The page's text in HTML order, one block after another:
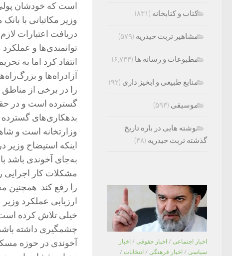
است که خودشان پولی
وزیر مکاتباتی با
دریافت اعتبارات
توانمندی‌ها و
انتقاد کرد اما به
آزادراه‌ها و
را در برخی از
گسترده است و در
بدهکاری‌های گسترده
وزارتخانه است و
اینکه استیضاح
به‌جای آخوندی باشد
مشکلات کار اجرایی
را رفع کند.
ارزیابی عملکرد
خیلی تلاش کرده
چشمگیری داشته
آخوندی در حوزه
کتاب و کتابخانه (۸۳۱)
مشاهیر تربت حیدریه (۵۷۹)
مطبوعات و رسانه ها (۶,۷۳۳)
منابع طبیعی و ابخیز داری (۹۲)
موسیقی (۵۹۳)
نوشته هایی در باره تاریخ
گذشته تربت حیدریه (۳۸)
اخبار اجتماعی / اخبار حقوقی / اخبار
سیاسی / اخبار فرهنگی / انتخابات /